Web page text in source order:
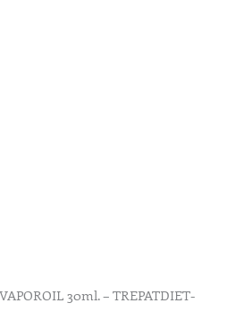
30ml. – TREPATDIET-